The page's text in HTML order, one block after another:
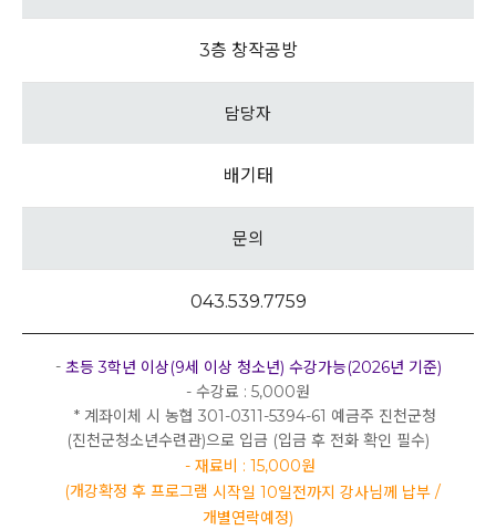
3층 창작공방
담당자
배기태
문의
043.539.7759
- 초등 3학년 이상(9세 이상 청소년) 수강가능(2026년 기준)
- 수강료 : 5,000원
* 계좌이체 시 농협 301-0311-5394-61 예금주 진천군청
(진천군청소년수련관)으로 입금 (입금 후 전화 확인 필수)
- 재료비 : 15,000원
(개강확정 후 프로그램 시작일 10일전까지 강사님께 납부 /
개별연락예정)